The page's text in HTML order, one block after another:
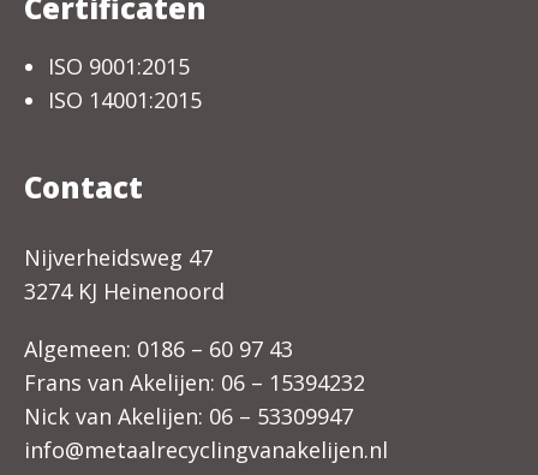
Certificaten
ISO 9001:2015
ISO 14001:2015
Contact
Nijverheidsweg 47
3274 KJ Heinenoord
Algemeen: 0186 – 60 97 43
Frans van Akelijen: 06 – 15394232
Nick van Akelijen: 06 – 53309947
info@metaalrecyclingvanakelijen.nl